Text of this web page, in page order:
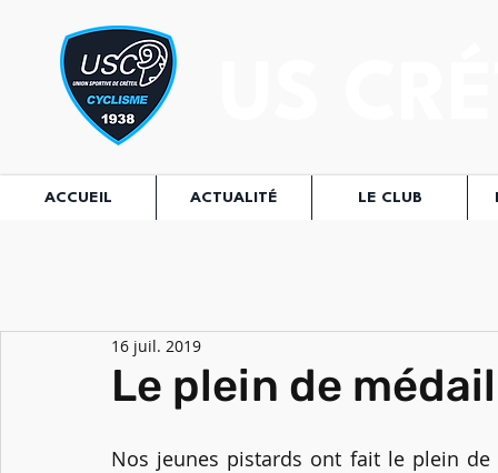
ACCUEIL ACTUALITÉ LE CLUB
Le plein de
16 juil. 2019
Nos jeunes pistards ont fait le plein de